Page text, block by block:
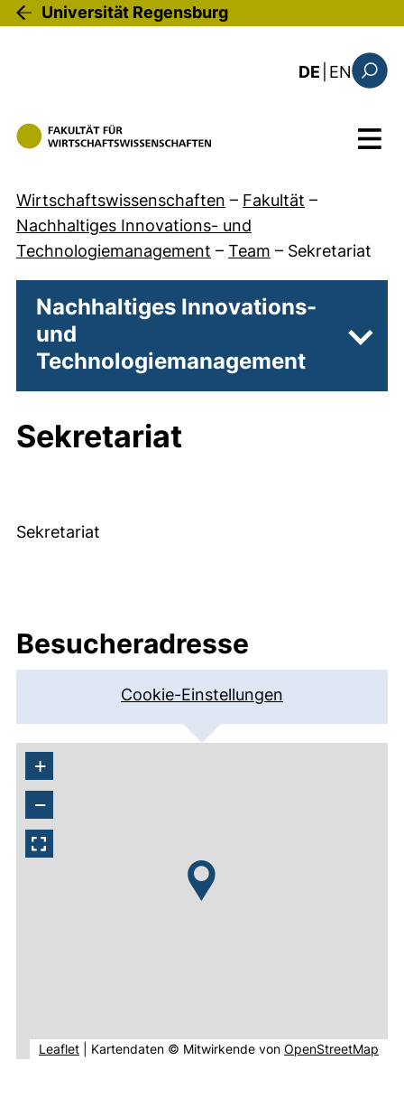
Direkt zum Inhalt
Universität Regensburg
DE EN: this
Menü
Wirtschaftswissenschaften – Fakultät –
Nachhaltiges Innovations- und
Technologiemanagement – Team – Sekretariat
Nachhaltiges Innovations-
und
Technologiemanagement
Sekretariat
Sekretariat
Besucheradresse
Cookie-Einstellungen
+
−
Leaflet(externer Link, öffnet neues Fenster).
Kartendaten © Mitwirkende von OpenStreetMap